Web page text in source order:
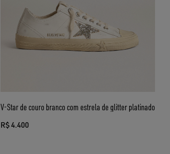
V-Star de couro branco com estrela de glitter platinado
R$ 4.400